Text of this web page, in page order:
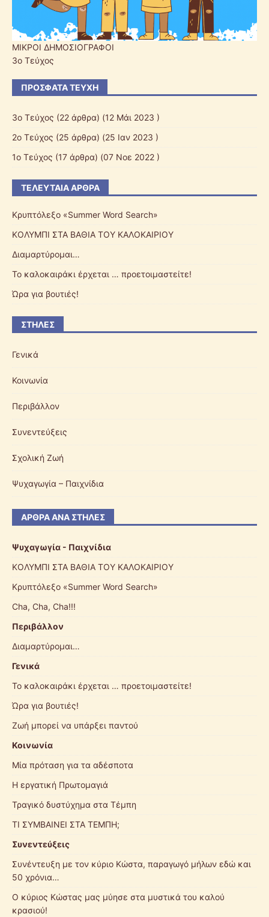
ΜΙΚΡΟΙ ΔΗΜΟΣΙΟΓΡΑΦΟΙ
3o Τεύχος
ΠΡΌΣΦΑΤΑ ΤΕΎΧΗ
3o Τεύχος (22 άρθρα) (12 Μάι 2023 )
2o Τεύχος (25 άρθρα) (25 Ιαν 2023 )
1ο Τεύχος (17 άρθρα) (07 Νοε 2022 )
ΤΕΛΕΥΤΑΊΑ ΆΡΘΡΑ
Κρυπτόλεξο «Summer Word Search»
ΚΟΛΥΜΠΙ ΣΤΑ ΒΑΘΙΑ ΤΟΥ ΚΑΛΟΚΑΙΡΙΟΥ
Διαμαρτύρομαι…
Το καλοκαιράκι έρχεται … προετοιμαστείτε!
Ώρα για βουτιές!
ΣΤΉΛΕΣ
Γενικά
Κοινωνία
Περιβάλλον
Συνεντεύξεις
Σχολική Ζωή
Ψυχαγωγία – Παιχνίδια
ΆΡΘΡΑ ΑΝΆ ΣΤΉΛΕΣ
Ψυχαγωγία - Παιχνίδια
ΚΟΛΥΜΠΙ ΣΤΑ ΒΑΘΙΑ ΤΟΥ ΚΑΛΟΚΑΙΡΙΟΥ
Κρυπτόλεξο «Summer Word Search»
Cha, Cha, Cha!!!
Περιβάλλον
Διαμαρτύρομαι…
Γενικά
Το καλοκαιράκι έρχεται … προετοιμαστείτε!
Ώρα για βουτιές!
Ζωή μπορεί να υπάρξει παντού
Κοινωνία
Μία πρόταση για τα αδέσποτα
Η εργατική Πρωτομαγιά
Τραγικό δυστύχημα στα Τέμπη
ΤΙ ΣΥΜΒΑΙΝΕΙ ΣΤΑ ΤΕΜΠΗ;
Συνεντεύξεις
Συνέντευξη με τον κύριο Κώστα, παραγωγό μήλων εδώ και
50 χρόνια…
Ο κύριος Κώστας μας μύησε στα μυστικά του καλού
κρασιού!